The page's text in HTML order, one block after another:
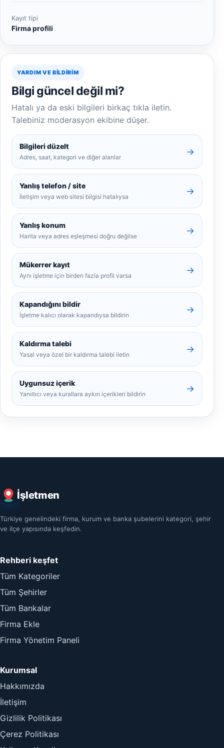
Kayıt tipi
Firma profili
YARDIM VE BILDIRIM
Bilgi güncel değil mi?
Hatalı ya da eski bilgileri birkaç tıkla iletin.
Talebiniz moderasyon ekibine düşer.
Bilgileri düzelt
Adres, saat, kategori ve diğer alanlar
→
Yanlış telefon / site
İletişim veya web sitesi bilgisi hatalıysa
→
Yanlış konum
Harita veya adres eşleşmesi doğru değilse
→
Mükerrer kayıt
Aynı işletme için birden fazla profil varsa
→
Kapandığını bildir
İşletme kalıcı olarak kapandıysa bildirin
→
Kaldırma talebi
Yasal veya özel bir kaldırma talebi iletin
→
Uygunsuz içerik
Yanıltıcı veya kurallara aykırı içerikleri bildirin
→
İşletmen
Türkiye genelindeki firma, kurum ve banka şubelerini kategori, şehir
ve ilçe yapısında keşfedin.
Rehberi keşfet
Tüm Kategoriler
Tüm Şehirler
Tüm Bankalar
Firma Ekle
Firma Yönetim Paneli
Kurumsal
Hakkımızda
İletişim
Gizlilik Politikası
Çerez Politikası